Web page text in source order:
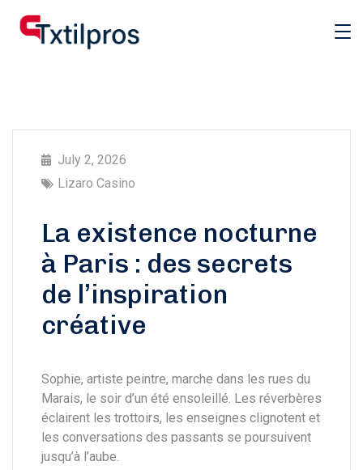
July 2, 2026
Lizaro Casino
La existence nocturne
à Paris : des secrets
de l’inspiration
créative
Sophie, artiste peintre, marche dans les rues du
Marais, le soir d’un été ensoleillé. Les réverbères
éclairent les trottoirs, les enseignes clignotent et
les conversations des passants se poursuivent
jusqu’à l’aube.